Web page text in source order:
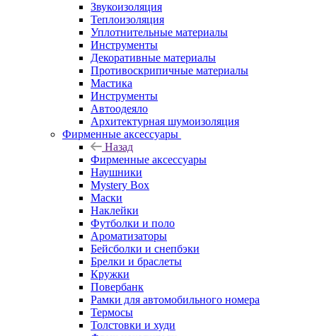
Звукоизоляция
Теплоизоляция
Уплотнительные материалы
Инструменты
Декоративные материалы
Противоскрипичные материалы
Мастика
Инструменты
Автоодеяло
Архитектурная шумоизоляция
Фирменные аксессуары
Назад
Фирменные аксессуары
Наушники
Mystery Box
Маски
Наклейки
Футболки и поло
Ароматизаторы
Бейсболки и снепбэки
Брелки и браслеты
Кружки
Повербанк
Рамки для автомобильного номера
Термосы
Толстовки и худи